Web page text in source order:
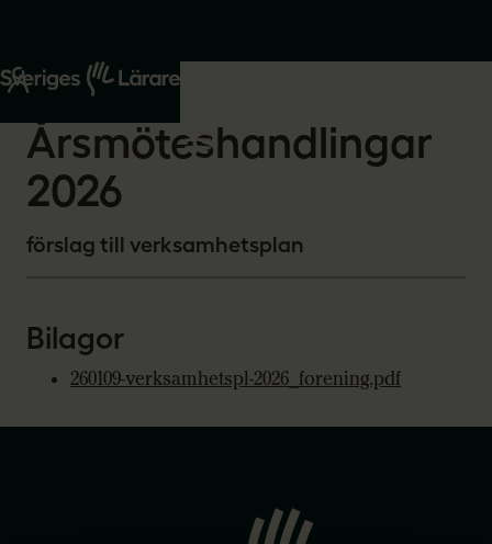
Start
Om oss
2026-02-09
Årsmöteshandlingar
2026
förslag till verksamhetsplan
Bilagor
260109-verksamhetspl-2026_forening.pdf